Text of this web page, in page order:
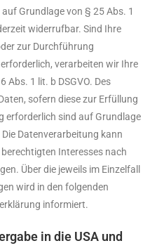
Grundlage von § 25 Abs. 1
widerrufbar. Sind Ihre
zur Durchführung
verarbeiten wir Ihre
Abs. 1 lit. b DSGVO. Des
sofern diese zur Erfüllung
erforderlich sind auf Grundlage
Datenverarbeitung kann
Interesses nach
Über die jeweils im Einzelfall
wird in den folgenden
informiert.
in die USA und